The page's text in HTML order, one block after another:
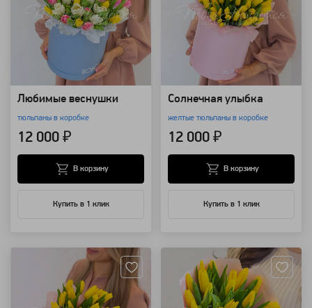
Любимые веснушки
тюльпаны в коробке
12 000 ₽
Купить в 1 клик
В корзину
Солнечная улыбка
желтые тюльпаны в коробке
12 000 ₽
Купить в 1 клик
В корзину